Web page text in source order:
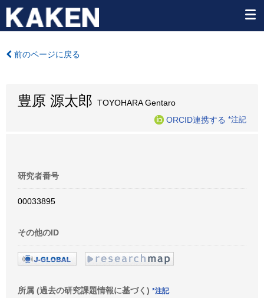
前のページに戻る
豊原 源太郎 TOYOHARA Gentaro
ORCID連携する *注記
研究者番号
00033895
その他のID
所属 (過去の研究課題情報に基づく) *注記